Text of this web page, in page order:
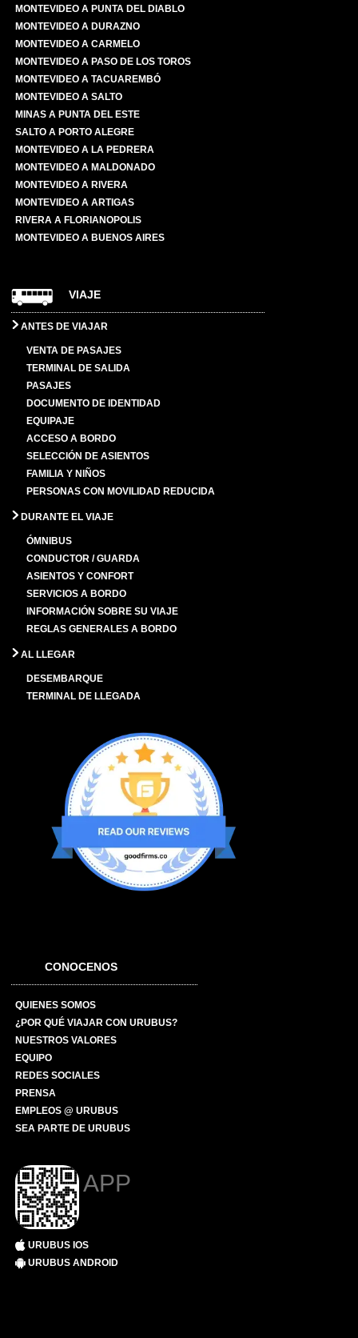
MONTEVIDEO A PUNTA DEL DIABLO
MONTEVIDEO A DURAZNO
MONTEVIDEO A CARMELO
MONTEVIDEO A PASO DE LOS TOROS
MONTEVIDEO A TACUAREMBÓ
MONTEVIDEO A SALTO
MINAS A PUNTA DEL ESTE
SALTO A PORTO ALEGRE
MONTEVIDEO A LA PEDRERA
MONTEVIDEO A MALDONADO
MONTEVIDEO A RIVERA
MONTEVIDEO A ARTIGAS
RIVERA A FLORIANOPOLIS
MONTEVIDEO A BUENOS AIRES
VIAJE
ANTES DE VIAJAR
VENTA DE PASAJES
TERMINAL DE SALIDA
PASAJES
DOCUMENTO DE IDENTIDAD
EQUIPAJE
ACCESO A BORDO
SELECCIÓN DE ASIENTOS
FAMILIA Y NIÑOS
PERSONAS CON MOVILIDAD REDUCIDA
DURANTE EL VIAJE
ÓMNIBUS
CONDUCTOR / GUARDA
ASIENTOS Y CONFORT
SERVICIOS A BORDO
INFORMACIÓN SOBRE SU VIAJE
REGLAS GENERALES A BORDO
AL LLEGAR
DESEMBARQUE
TERMINAL DE LLEGADA
CONOCENOS
QUIENES SOMOS
¿POR QUÉ VIAJAR CON URUBUS?
NUESTROS VALORES
EQUIPO
REDES SOCIALES
PRENSA
EMPLEOS @ URUBUS
SEA PARTE DE URUBUS
APP
URUBUS IOS
URUBUS ANDROID